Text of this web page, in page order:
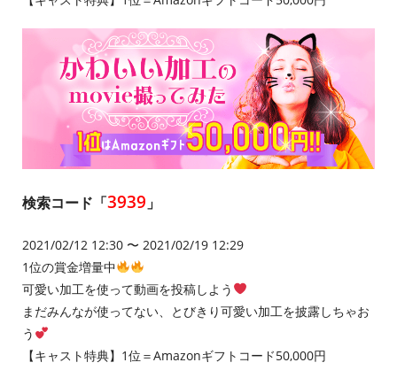
検索コード「3939 」
2021/02/12 12:30 〜 2021/02/19 12:29
1位の賞金増量中
可愛い加工を使って動画を投稿しよう
まだみんなが使ってない、とびきり可愛い加工を披露しちゃお
う
【キャスト特典】1位＝Amazonギフトコード50,000円